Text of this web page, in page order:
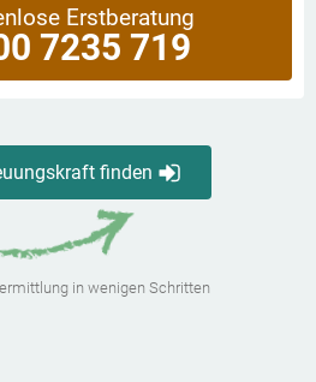
Erstberatung
7235 719
finden
in wenigen Schritten